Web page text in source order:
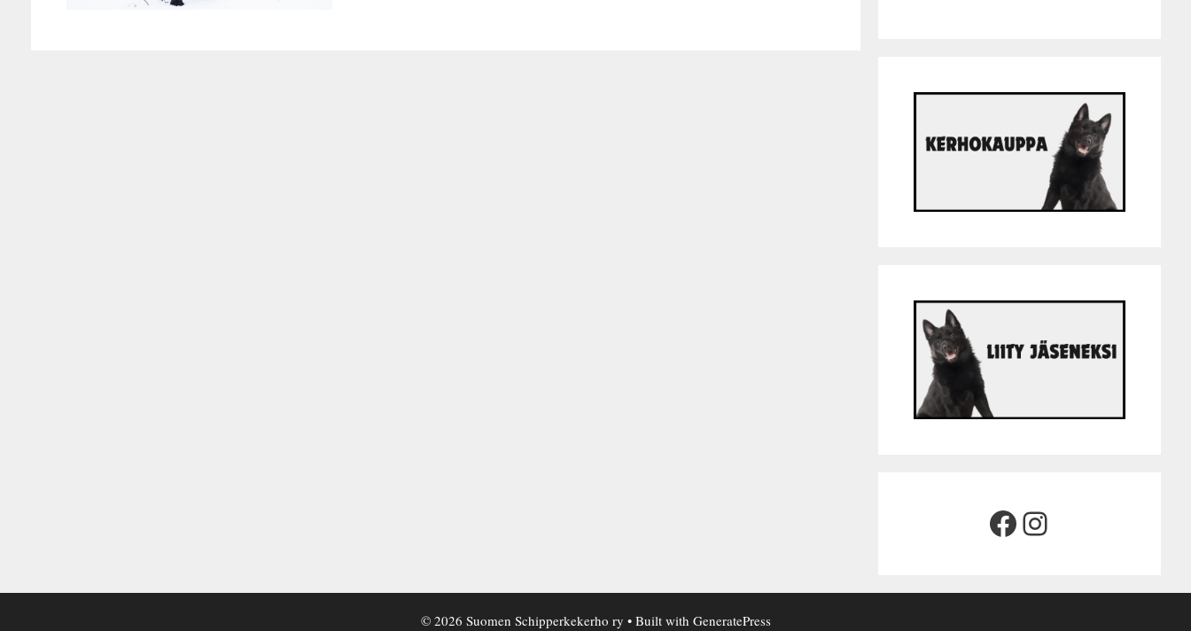
Facebook
Instagram
© 2026 Suomen Schipperkekerho ry • Built with GeneratePress